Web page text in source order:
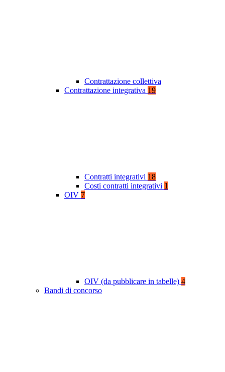
Contrattazione collettiva
Contrattazione integrativa 19
Contratti integrativi 18
Costi contratti integrativi 1
OIV 7
OIV (da pubblicare in tabelle) 4
Bandi di concorso